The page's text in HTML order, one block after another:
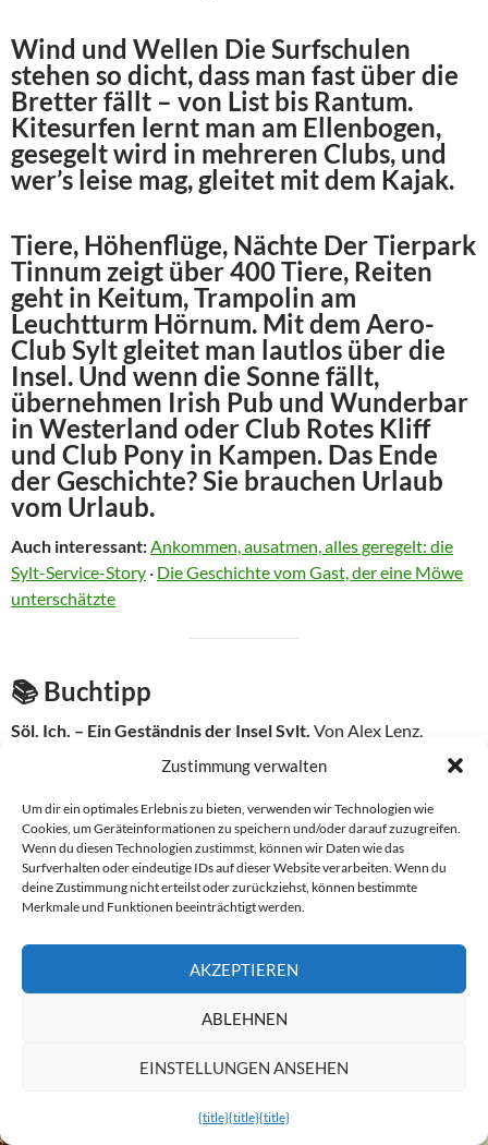
Wind und Wellen Die Surfschulen
stehen so dicht, dass man fast über die
Bretter fällt – von List bis Rantum.
Kitesurfen lernt man am Ellenbogen,
gesegelt wird in mehreren Clubs, und
wer’s leise mag, gleitet mit dem Kajak.
Tiere, Höhenflüge, Nächte Der Tierpark
Tinnum zeigt über 400 Tiere, Reiten
geht in Keitum, Trampolin am
Leuchtturm Hörnum. Mit dem Aero-
Club Sylt gleitet man lautlos über die
Insel. Und wenn die Sonne fällt,
übernehmen Irish Pub und Wunderbar
in Westerland oder Club Rotes Kliff
und Club Pony in Kampen. Das Ende
der Geschichte? Sie brauchen Urlaub
vom Urlaub.
Auch interessant: Ankommen, ausatmen, alles geregelt: die
Sylt-Service-Story · Die Geschichte vom Gast, der eine Möwe
unterschätzte
📚 Buchtipp
Söl. Ich. – Ein Geständnis der Insel Sylt. Von Alex Lenz,
fotografiert von Nick Bosch, illustriert von Lotte Dänner. Das
Buch führt an 99 Orte auf Sylt – vom Ellenbogen bis Hörnum,
von der Blidselbucht bis zum Friedhof der Heimatlosen. Kein
Reiseführer – ein Geständnis. 19,90 Euro, Subskriptionspreis.
Jetzt bestellen
Zustimmung verwalten
Um dir ein optimales Erlebnis zu bieten, verwenden wir Technologien wie
Cookies, um Geräteinformationen zu speichern und/oder darauf zuzugreifen.
Wenn du diesen Technologien zustimmst, können wir Daten wie das
Surfverhalten oder eindeutige IDs auf dieser Website verarbeiten. Wenn du
deine Zustimmung nicht erteilst oder zurückziehst, können bestimmte
Merkmale und Funktionen beeinträchtigt werden.
AKZEPTIEREN
ABLEHNEN
EINSTELLUNGEN ANSEHEN
{title}{title}{title}